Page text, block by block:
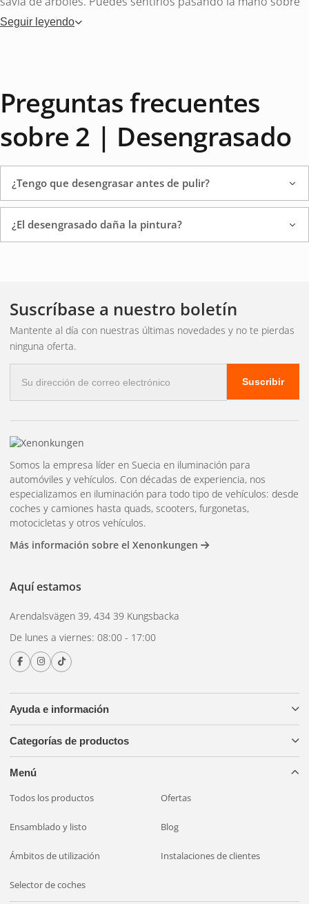
un coche recién lavado: si la pintura se siente áspera,
Diferentes tipos de
desengrasado
Prelavado y desengrasadoAplicar antes de la limpieza de
contactos. Disuelve la grasa, el aceite y la suciedad de la
carretera. Rocíe, deje actuar y enjuague. Ideal como primer
paso para un coche muy sucio.
negros en la pintura, especialmente en los umbrales y los
pasos de rueda. Aplique el producto, deje actuar hasta que
el alquitrán se disuelva y limpie con un paño de microfibra.
removedor de hierroReacciona con las partículas de
hierro incrustadas en la pintura y adquiere un color
usarlo si el coche está aparcado cerca de vías férreas o en
zonas industriales.
Eliminador de insectosDisuelve los restos de insectos
secos que, de dejarse actuar durante demasiado tiempo,
podrían corroer la pintura.
desengrasar?
Siempre desengrase antes de pulir o aplicar un nuevo
protector de pintura. De lo contrario, desengrasar 2 o 3
Durante el invierno se acumulan más contaminantes, por lo
que un desengrase completo en primavera es
especialmente importante.
¿Tienes dudas sobre qué producto es el más adecuado?
Seguir leyendo
Preguntas frecuentes
sobre 2 | Desengrasado
¿Tengo que desengrasar antes de pulir?
¿El desengrasado daña la pintura?
Suscríbase a nuestro boletín
Mantente al día con nuestras últimas novedades y no te pierdas
ninguna oferta.
electrónico
Suscribir
Ayuda e información
Categorías de productos
Menú
Todos los productos Ofertas
Ensamblado y listo Blog
Ámbitos de utilización Instalaciones de clientes
Selector de coches
Somos la empresa líder en Suecia en iluminación para
automóviles y vehículos. Con décadas de experiencia, nos
especializamos en iluminación para todo tipo de vehículos: desde
coches y camiones hasta quads, scooters, furgonetas,
motocicletas y otros vehículos.
Más información sobre el Xenonkungen
Aquí estamos
Arendalsvägen 39, 434 39 Kungsbacka
De lunes a viernes: 08:00 - 17:00